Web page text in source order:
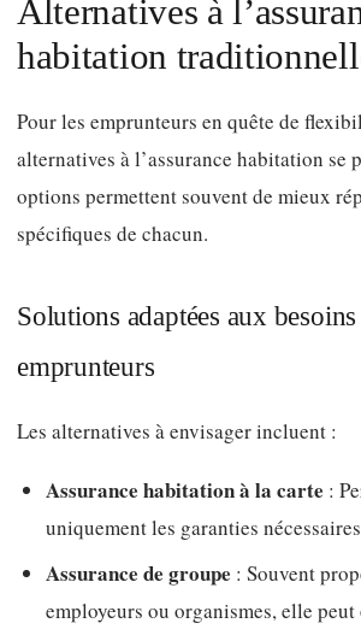
Alternatives à
habitation
Pour les emprunteurs en quête de
alternatives à l’assurance habitation se
options permettent souvent de mieux
spécifiques de chacun.
Solutions adaptées aux besoins
emprunteurs
Les alternatives à envisager incluent :
Assurance habitation à la carte :
uniquement les garanties
Assurance de groupe : Souvent
employeurs ou organismes, elle